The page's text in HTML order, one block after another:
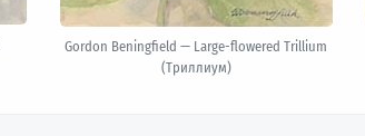
Gordon Beningfield — Large-flowered Trillium
(Триллиум)